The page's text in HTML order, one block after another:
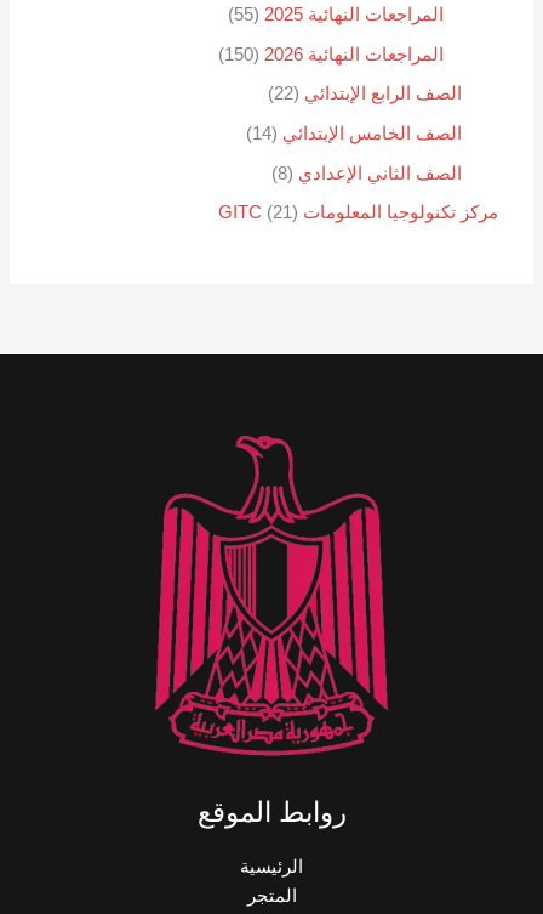
المراجعات النهائية 2025
55
المراجعات النهائية 2026 150
الصف الرابع الإبتدائي 22
الصف الخامس الإبتدائي 14
الصف الثاني الإعدادي 8
مركز تكنولوجيا المعلومات GITC 21
روابط الموقع
الرئيسية
المتجر